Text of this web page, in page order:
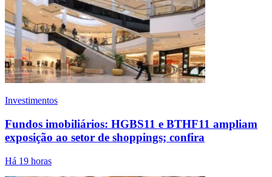
Investimentos
Fundos imobiliários: HGBS11 e BTHF11 ampliam
exposição ao setor de shoppings; confira
Há 19 horas